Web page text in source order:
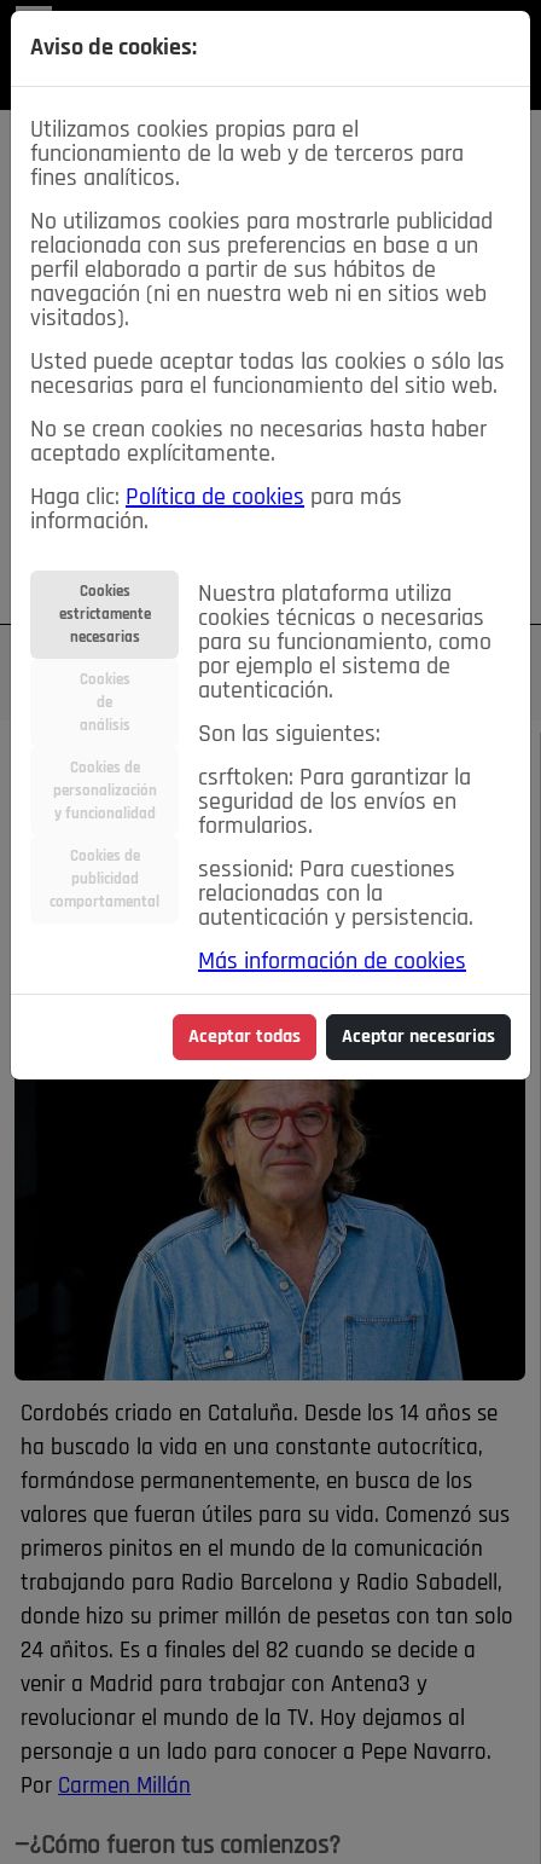
SECCIONES
descarga esta
REVISTA
≡NOTICIAS
NOTICIAS SERVICIOS DE INTERÉS
TABLÓN DE ANUNCIOS MIS ANUNCIOS CONTACTO
NOSOTROS
Su cuenta Regístrese ¿Olvidó su contraseña?
OCTUBRE 2019 /
ESTA NOCHE... PEPE
NAVARRO
Cordobés criado en Cataluña. Desde los 14 años se
ha buscado la vida en una constante autocrítica,
formándose permanentemente, en busca de los
valores que fueran útiles para su vida. Comenzó sus
primeros pinitos en el mundo de la comunicación
trabajando para Radio Barcelona y Radio Sabadell,
donde hizo su primer millón de pesetas con tan solo
24 añitos. Es a finales del 82 cuando se decide a
venir a Madrid para trabajar con Antena3 y
revolucionar el mundo de la TV. Hoy dejamos al
personaje a un lado para conocer a Pepe Navarro.
Por Carmen Millán
—¿Cómo fueron tus comienzos?
Aviso de cookies:
Utilizamos cookies propias para el
funcionamiento de la web y de terceros para
fines analíticos.
No utilizamos cookies para mostrarle publicidad
relacionada con sus preferencias en base a un
perfil elaborado a partir de sus hábitos de
navegación (ni en nuestra web ni en sitios web
visitados).
Usted puede aceptar todas las cookies o sólo las
necesarias para el funcionamiento del sitio web.
No se crean cookies no necesarias hasta haber
aceptado explícitamente.
Haga clic: Política de cookies para más
información.
Cookies
estrictamente
necesarias
Cookies
de
análisis
Cookies de
personalización
y funcionalidad
Cookies de
publicidad
comportamental
Nuestra plataforma utiliza
cookies técnicas o necesarias
para su funcionamiento, como
por ejemplo el sistema de
autenticación.
Son las siguientes:
csrftoken: Para garantizar la
seguridad de los envíos en
formularios.
sessionid: Para cuestiones
relacionadas con la
autenticación y persistencia.
Más información de cookies
Aceptar todas Aceptar necesarias